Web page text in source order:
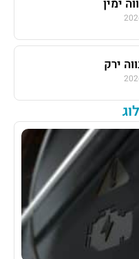
ימין
ירק